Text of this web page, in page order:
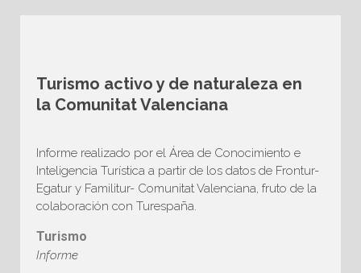
Turismo activo y de naturaleza en
la Comunitat Valenciana
Informe realizado por el Área de Conocimiento e
Inteligencia Turística a partir de los datos de Frontur-
Egatur y Familitur- Comunitat Valenciana, fruto de la
colaboración con Turespaña.
Turismo
Informe